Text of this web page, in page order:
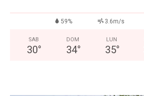
59% 3.6m/s
SAB
30°
DOM
34°
LUN
35°